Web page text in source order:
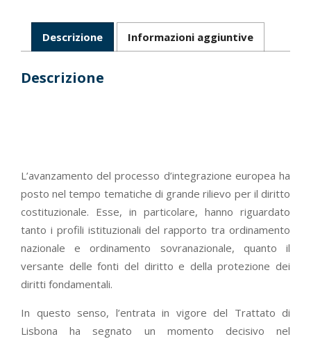
Descrizione Informazioni aggiuntive
Descrizione
L’avanzamento del processo d’integrazione europea ha
posto nel tempo tematiche di grande rilievo per il diritto
costituzionale. Esse, in particolare, hanno riguardato
tanto i profili istituzionali del rapporto tra ordinamento
nazionale e ordinamento sovranazionale, quanto il
versante delle fonti del diritto e della protezione dei
diritti fondamentali.
In questo senso, l’entrata in vigore del Trattato di
Lisbona ha segnato un momento decisivo nel